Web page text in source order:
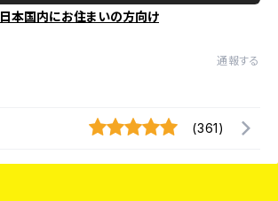
日本国内にお住まいの方向け
通報する
(361)